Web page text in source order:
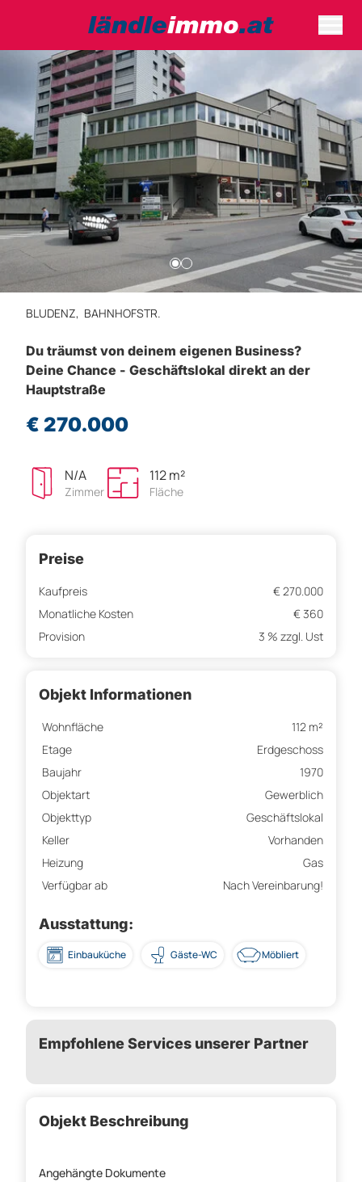
BLUDENZ, BAHNHOFSTR.
Du träumst von deinem eigenen Business?
Deine Chance - Geschäftslokal direkt an der
Hauptstraße
€ 270.000
N/A
Zimmer
112 m²
Fläche
Preise
Kaufpreis
€ 270.000
Monatliche Kosten
€ 360
Provision
3 % zzgl. Ust
Objekt Informationen
Wohnfläche
112 m²
Etage
Erdgeschoss
Baujahr
1970
Objektart
Gewerblich
Objekttyp
Geschäftslokal
Keller
Vorhanden
Heizung
Gas
Verfügbar ab
Nach Vereinbarung!
Ausstattung:
Einbauküche Gäste-WC Möbliert
Empfohlene Services unserer Partner
Objekt Beschreibung
Angehängte Dokumente